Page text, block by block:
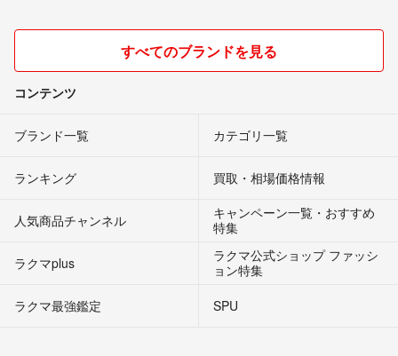
すべてのブランドを見る
コンテンツ
ブランド一覧 カテゴリ一覧
ランキング 買取・相場価格情報
人気商品チャンネル
キャンペーン一覧・おすすめ
特集
ラクマplus
ラクマ公式ショップ ファッシ
ョン特集
ラクマ最強鑑定
SPU